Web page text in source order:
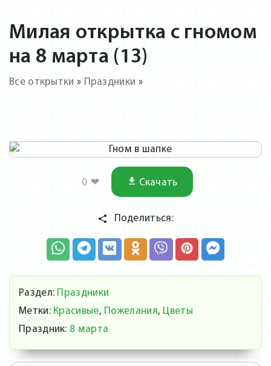
Милая открытка с гномом
на 8 марта (13)
Все открытки » Праздники »
0 ❤ Скачать
Поделиться:
Раздел: Праздники
Метки: Красивые, Пожелания, Цветы
Праздник: 8 марта